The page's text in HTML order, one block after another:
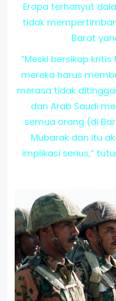
Eropa terhanyut
tidak
Barat
”Meski bersikap
mereka harus
merasa tidak
dan Arab Saudi
semua orang (di
Mubarak dan itu
implikasi serius,”